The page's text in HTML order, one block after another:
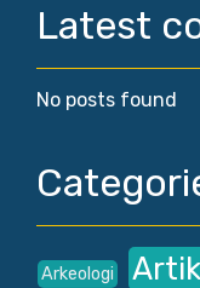
Latest
No posts found
Arkeologi